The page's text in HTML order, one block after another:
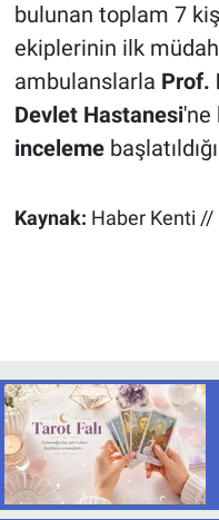
bulunan toplam 7
ekiplerinin ilk
ambulanslarla Prof.
Devlet Hastanesi'ne
inceleme
Kaynak: Haber Kenti //